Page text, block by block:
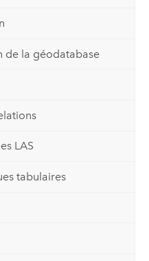
de la géodatabase
LAS
tabulaires